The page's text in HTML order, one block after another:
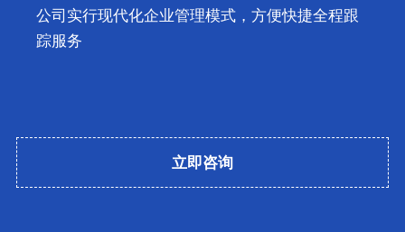
公司实行现代化企业管理模式，方便快捷全程跟
踪服务
立即咨询